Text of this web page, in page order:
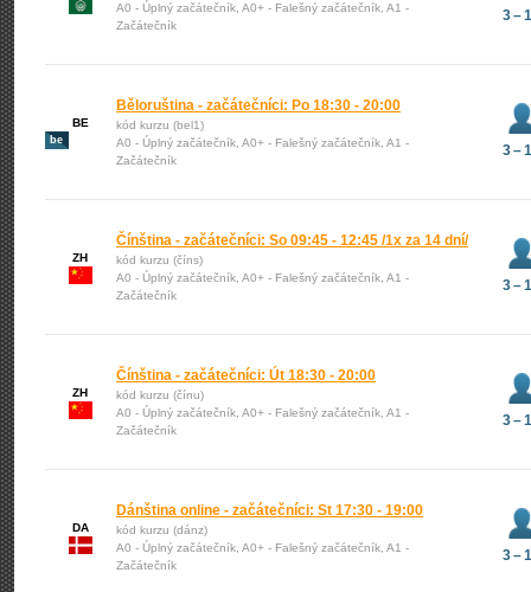
A0 - Úplný začátečník, A0+ - Falešný začátečník, A1 -
Začátečník
3 –
BE
be
Běloruština - začátečníci: Po 18:30 - 20:00
kód kurzu (bel1)
A0 - Úplný začátečník, A0+ - Falešný začátečník, A1 -
Začátečník
3 –
ZH
Čínština - začátečníci: So 09:45 - 12:45 /1x za 14 dní/
kód kurzu (číns)
A0 - Úplný začátečník, A0+ - Falešný začátečník, A1 -
Začátečník
3 –
ZH
Čínština - začátečníci: Út 18:30 - 20:00
kód kurzu (čínu)
A0 - Úplný začátečník, A0+ - Falešný začátečník, A1 -
Začátečník
3 –
DA
Dánština online - začátečníci: St 17:30 - 19:00
kód kurzu (dánz)
A0 - Úplný začátečník, A0+ - Falešný začátečník, A1 -
Začátečník
3 –